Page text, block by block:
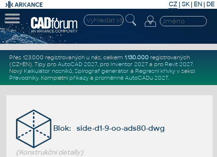
CZ | SK| EN | DE
Přes 123.000 registrovaných u nás, celkem 1.130.000registrovaných
(CZ+EN). Tipy pro AutoCAD 2027, pro Inventor 2027a pro Revit 2027.
Nový Kalkulátor nosníků, Spirograf generátor a Regresní křivkyv sekci
Převodníky. Kompletní příkazya proměnné AutoCADu 2027.
Blok: side-d1-9-oo-ads80-dwg
(Konstrukční detaily)